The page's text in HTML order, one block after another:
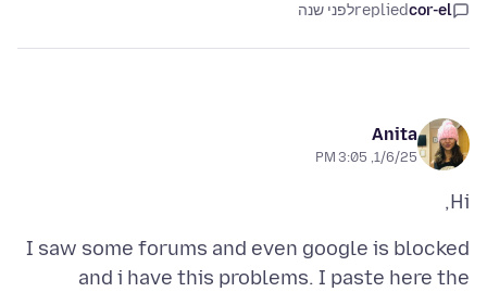
cor-el
repliedלפני שנה
Anita
1/6/25, 3:05 PM
Hi,
I saw some forums and even google is blocked
and i have this problems. I paste here the